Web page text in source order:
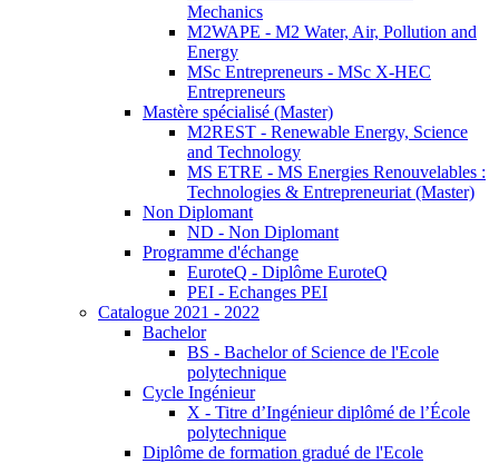
Mechanics
M2WAPE - M2 Water, Air, Pollution and
Energy
MSc Entrepreneurs - MSc X-HEC
Entrepreneurs
Mastère spécialisé (Master)
M2REST - Renewable Energy, Science
and Technology
MS ETRE - MS Energies Renouvelables :
Technologies & Entrepreneuriat (Master)
Non Diplomant
ND - Non Diplomant
Programme d'échange
EuroteQ - Diplôme EuroteQ
PEI - Echanges PEI
Catalogue 2021 - 2022
Bachelor
BS - Bachelor of Science de l'Ecole
polytechnique
Cycle Ingénieur
X - Titre d’Ingénieur diplômé de l’École
polytechnique
Diplôme de formation gradué de l'Ecole